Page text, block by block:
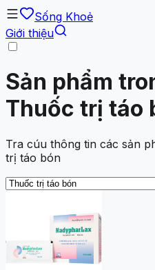
Sống Khoẻ
Giới thiệu
Sản phẩm
Thuốc trị táo
Tra cúu thông tin các sản
trị táo bón